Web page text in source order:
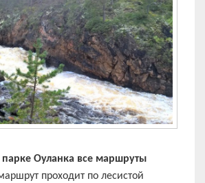
Оуланка все маршруты
проходит по лесистой